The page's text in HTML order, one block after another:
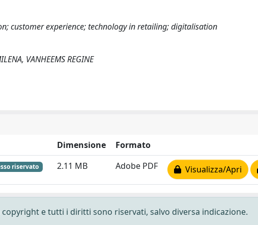
customer experience; technology in retailing; digitalisation
VANHEEMS REGINE
Dimensione
Formato
riservato 2.11 MB Adobe PDF Visualizza/Apri
e tutti i diritti sono riservati, salvo diversa indicazione.